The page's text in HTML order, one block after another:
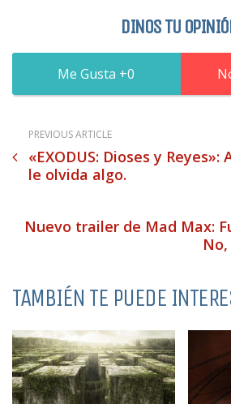
DINOS TU
0
PREVIOUS ARTICLE
«EXODUS: Dioses y Reyes»:
le olvida algo.
Nuevo trailer de Mad Max:
TAMBIÉN TE PUEDE